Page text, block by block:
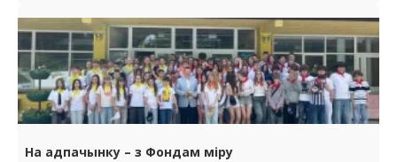
На адпачынку – з Фондам міру